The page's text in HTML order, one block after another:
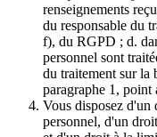
renseignements
du responsable du
f), du RGPD ; d.
personnel sont
du traitement sur la
paragraphe 1,
Vous disposez d'un
personnel, d'un